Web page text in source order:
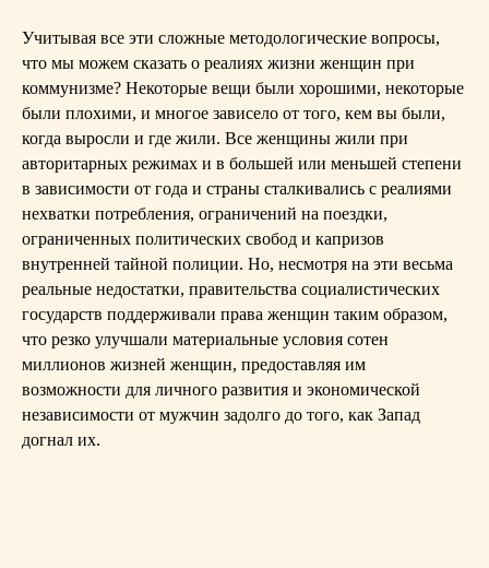
Учитывая все эти сложные методологические вопросы,
что мы можем сказать о реалиях жизни женщин при
коммунизме? Некоторые вещи были хорошими, некоторые
были плохими, и многое зависело от того, кем вы были,
когда выросли и где жили. Все женщины жили при
авторитарных режимах и в большей или меньшей степени
в зависимости от года и страны сталкивались с реалиями
нехватки потребления, ограничений на поездки,
ограниченных политических свобод и капризов
внутренней тайной полиции. Но, несмотря на эти весьма
реальные недостатки, правительства социалистических
государств поддерживали права женщин таким образом,
что резко улучшали материальные условия сотен
миллионов жизней женщин, предоставляя им
возможности для личного развития и экономической
независимости от мужчин задолго до того, как Запад
догнал их.